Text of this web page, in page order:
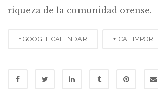
riqueza de la comunidad orense.
+ GOOGLE CALENDAR + ICAL IMPORT